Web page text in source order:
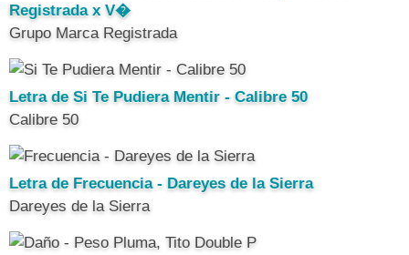
Registrada x V�
Grupo Marca Registrada
Letra de Si Te Pudiera Mentir - Calibre 50
Calibre 50
Letra de Frecuencia - Dareyes de la Sierra
Dareyes de la Sierra